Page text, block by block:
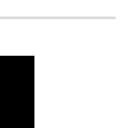
काम, जानें पूरा
और